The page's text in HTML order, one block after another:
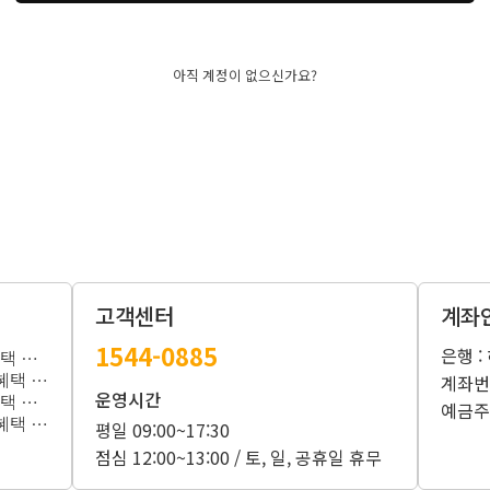
아직 계정이 없으신가요?
2023년 3월 카드사 무이자 할부 혜택 안내
2023년 02월 카드사 무이자 할부 혜택 안내
2023년 1월 카드사 무이자 할부 혜택 안내
2022년 10월 카드사 무이자 할부 혜택 안내
고객센터
1544-0885
운영시간
평일 09:00~17:30
점심 12:00~13:00 / 토, 일, 공휴일 휴무
계좌
은행 :
계좌
예금